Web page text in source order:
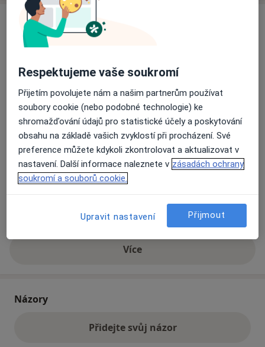
Adresa
Soukromá zubní ordinace
Přiblížit mapuse otevře v nové záložce
Dostupnost
Na této adrese online kalendář není aktivní
Co mám v takové situaci udělat?
Způsoby platby (soukromé návštěvy)
Na teto adrese lékař přijímá pacienty na pojišťovnu
Víceo adrese
Názory
Přidejte svůj názor
Respektujeme vaše soukromí
Přijetím povolujete nám a našim partnerům používat
soubory cookie (nebo podobné technologie) ke
shromažďování údajů pro statistické účely a poskytování
obsahu na základě vašich zvyklostí při procházení. Své
preference můžete kdykoli zkontrolovat a aktualizovat v
nastavení. Další informace naleznete v zásadách ochrany
soukromí a souborů cookie.
Upravit nastavení Přijmout